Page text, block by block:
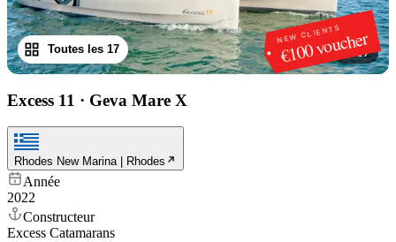
NEW CLIENTS
€100 voucher
1/17
Toutes les 17
Excess 11 · Geva Mare X
Rhodes New Marina | Rhodes
Année
2022
Constructeur
Excess Catamarans